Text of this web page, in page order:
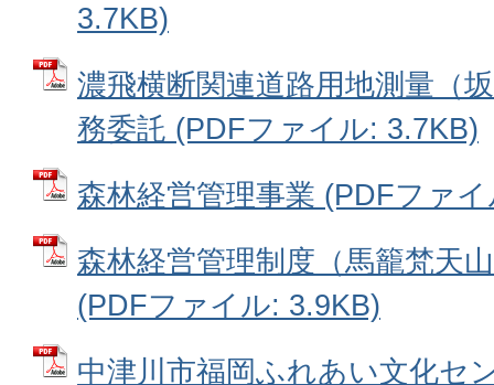
3.7KB)
濃飛横断関連道路用地測量（
務委託 (PDFファイル: 3.7KB)
森林経営管理事業 (PDFファ
森林経営管理制度（馬籠梵天
(PDFファイル: 3.9KB)
中津川市福岡ふれあい文化セ